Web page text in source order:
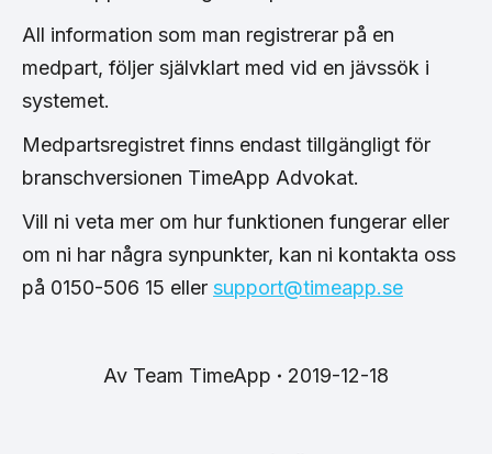
All information som man registrerar på en
medpart, följer självklart med vid en jävssök i
systemet.
Medpartsregistret finns endast tillgängligt för
branschversionen TimeApp Advokat.
Vill ni veta mer om hur funktionen fungerar eller
om ni har några synpunkter, kan ni kontakta oss
på 0150-506 15 eller support@timeapp.se
Av Team TimeApp 2019-12-18